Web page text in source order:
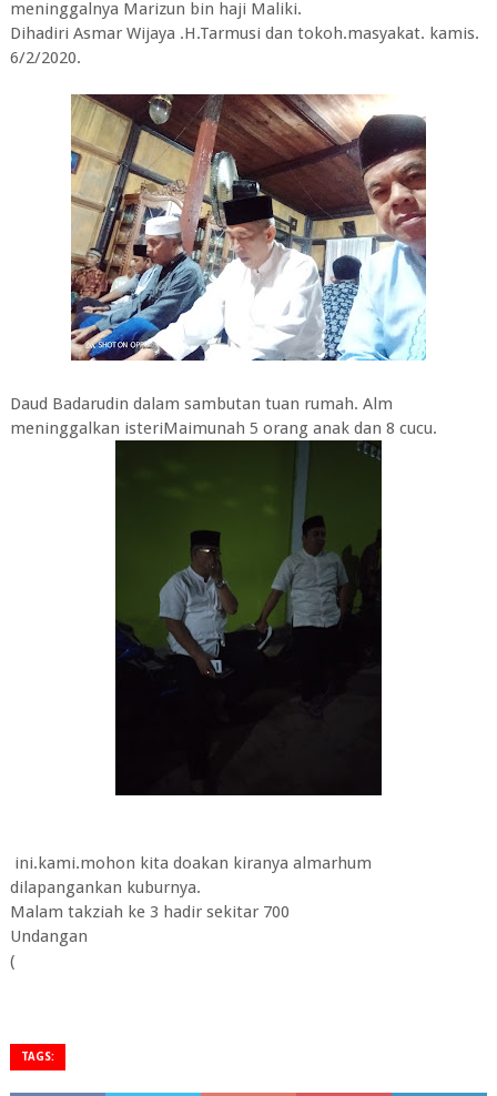
meninggalnya Marizun bin haji Maliki.
Dihadiri Asmar Wijaya .H.Tarmusi dan tokoh.masyakat. kamis.
6/2/2020.
Daud Badarudin dalam sambutan tuan rumah. Alm
meninggalkan isteriMaimunah 5 orang anak dan 8 cucu.
ini.kami.mohon kita doakan kiranya almarhum
dilapangankan kuburnya.
Malam takziah ke 3 hadir sekitar 700
Undangan
(
TAGS: